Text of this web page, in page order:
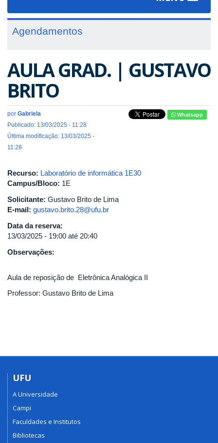
Agendamentos
AULA GRAD. | GUSTAVO
BRITO
por Gabriela
Publicado: 13/03/2025 - 11:28
Última modificação: 13/03/2025 -
11:28
Whatsapp
Recurso: Laboratório de informática 1E30
Campus/Bloco: 1E
Solicitante: Gustavo Brito de Lima
E-mail: gustavo.brito.28@ufu.br
Data da reserva:
13/03/2025 - 19:00 até 20:40
Observações:
Aula de reposição de Eletrônica Analógica II
Professor: Gustavo Brito de Lima
UFU
A Universidade
Campi
Faculdades e Institutos
Bibliotecas